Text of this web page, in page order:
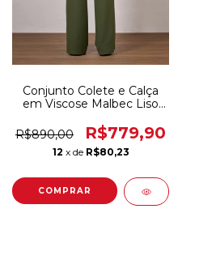
Conjunto Colete e Calça
em Viscose Malbec Liso
R$890,00
R$779,90
12 x de R$80,23
COMPRAR